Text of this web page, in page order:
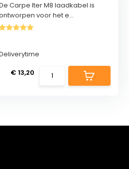
Carpe Iter M8 laadkabel is
voor het e...
€ 13,20